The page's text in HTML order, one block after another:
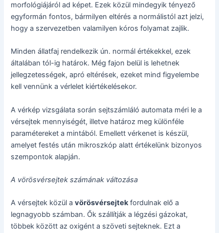
morfológiájáról ad képet. Ezek közül mindegyik tényező
egyformán fontos, bármilyen eltérés a normálistól azt jelzi,
hogy a szervezetben valamilyen kóros folyamat zajlik.
Minden állatfaj rendelkezik ún. normál értékekkel, ezek
általában tól-ig határok. Még fajon belül is lehetnek
jellegzetességek, apró eltérések, ezeket mind figyelembe
kell vennünk a vérlelet kiértékelésekor.
A vérkép vizsgálata során sejtszámláló automata méri le a
vérsejtek mennyiségét, illetve határoz meg különféle
paramétereket a mintából. Emellett vérkenet is készül,
amelyet festés után mikroszkóp alatt értékelünk bizonyos
szempontok alapján.
A vörösvérsejtek számának változása
A vérsejtek közül avörösvérsejtekfordulnak elő a
legnagyobb számban. Ők szállítják a légzési gázokat,
többek között az oxigént a szöveti sejteknek. Ezt a